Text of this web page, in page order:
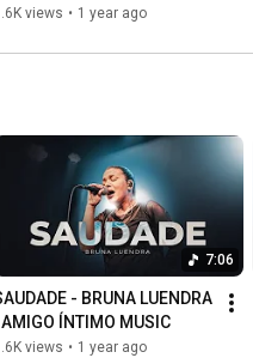
views • 1 year ago
7:06
- BRUNA LUENDRA
| AMIGO ÍNTIMO MUSIC
views • 1 year ago